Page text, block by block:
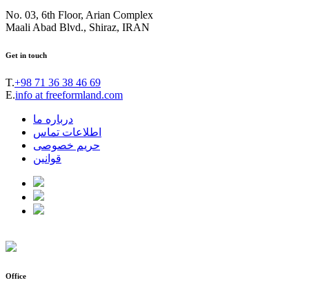
No. 03, 6th Floor, Arian Complex
Maali Abad Blvd., Shiraz, IRAN
Get in touch
T.+98 71 36 38 46 69
E.info at freeformland.com
درباره ما
اطلاعات تماس
حریم خصوصی
قوانین
Office